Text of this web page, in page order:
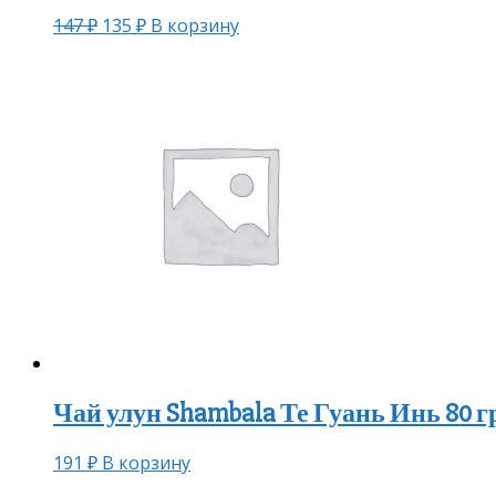
147₽ 135 ₽ В корзину
Чай улун Shambala Те Гуань Инь 80
191 ₽ В корзину